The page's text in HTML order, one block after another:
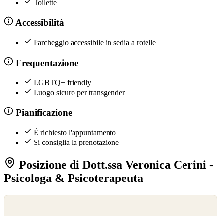
Toilette
Accessibilità
Parcheggio accessibile in sedia a rotelle
Frequentazione
LGBTQ+ friendly
Luogo sicuro per transgender
Pianificazione
È richiesto l'appuntamento
Si consiglia la prenotazione
Posizione di Dott.ssa Veronica Cerini -
Psicologa & Psicoterapeuta